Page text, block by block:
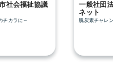
社会福祉協議
チカラに～
一般社団
ネット
脱炭素チャレ